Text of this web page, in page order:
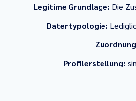
Legitime Grundlage: Die
Datentypologie:
Profilerstellung: